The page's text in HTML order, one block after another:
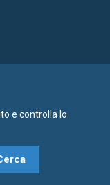
e controlla lo